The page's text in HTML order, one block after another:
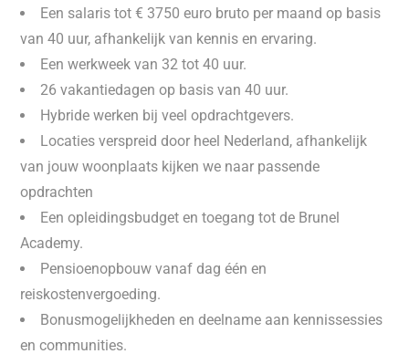
Een salaris tot € 3750 euro bruto per maand op basis
van 40 uur, afhankelijk van kennis en ervaring.
Een werkweek van 32 tot 40 uur.
26 vakantiedagen op basis van 40 uur.
Hybride werken bij veel opdrachtgevers.
Locaties verspreid door heel Nederland, afhankelijk
van jouw woonplaats kijken we naar passende
opdrachten
Een opleidingsbudget en toegang tot de Brunel
Academy.
Pensioenopbouw vanaf dag één en
reiskostenvergoeding.
Bonusmogelijkheden en deelname aan kennissessies
en communities.